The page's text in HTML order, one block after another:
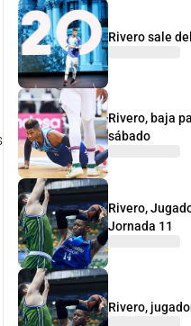
Rivero sale
Rivero, baja
sábado
Rivero,
Jornada 11
Rivero,